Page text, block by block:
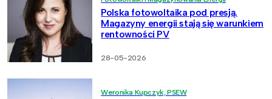
Polska fotowoltaika pod presją.
Magazyny energii stają się warunkiem
rentowności PV
28-05-2026
Weronika Kupczyk, PSEW